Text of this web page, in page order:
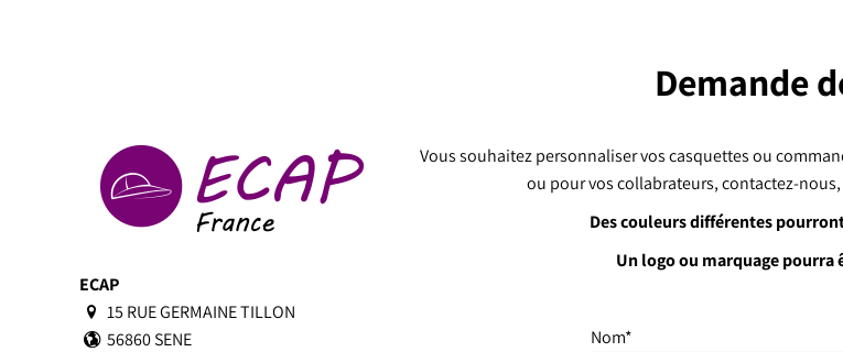
ECAP
15 RUE GERMAINE TILLON
56860 SENE
Demande
Vous souhaitez personnaliser vos casquettes ou
ou pour vos collabrateurs, contactez-
Des couleurs différentes
Un logo ou marquage pourra
Nom*